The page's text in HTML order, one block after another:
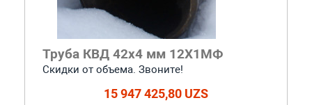
Труба КВД 42х4 мм 12Х1МФ
Скидки от объема. Звоните!
15 947 425,80 UZS